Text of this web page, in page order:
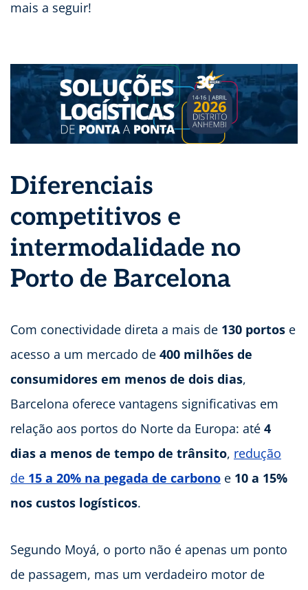
mais a seguir!
Diferenciais
competitivos e
intermodalidade no
Porto de Barcelona
Com conectividade direta a mais de 130 portos e
acesso a um mercado de 400 milhões de
consumidores em menos de dois dias,
Barcelona oferece vantagens significativas em
relação aos portos do Norte da Europa: até 4
dias a menos de tempo de trânsito, redução
de 15 a 20% na pegada de carbono e 10 a 15%
nos custos logísticos.
Segundo Moyá, o porto não é apenas um ponto
de passagem, mas um verdadeiro motor de